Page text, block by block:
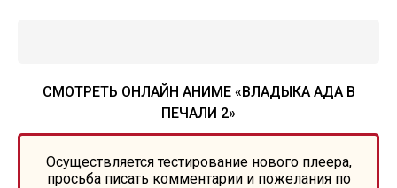
СМОТРЕТЬ ОНЛАЙН АНИМЕ «ВЛАДЫКА АДА В
ПЕЧАЛИ 2»
Осуществляется тестирование нового плеера,
просьба писать комментарии и пожелания по